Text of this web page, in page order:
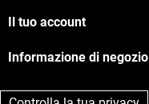
Il tuo account
Informazione di negozio